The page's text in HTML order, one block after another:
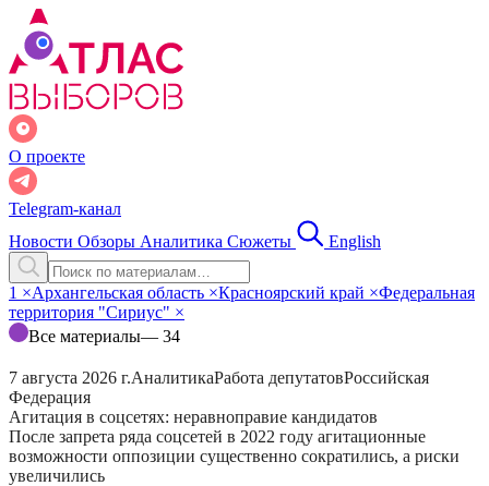
О проекте
Telegram-канал
Новости Обзоры Аналитика Сюжеты English
1 ×Архангельская область ×Красноярский край ×Федеральная
территория "Сириус" ×
Все материалы— 34
7 августа 2026 г.АналитикаРабота депутатовРоссийская
Федерация
Агитация в соцсетях: неравноправие кандидатов
После запрета ряда соцсетей в 2022 году агитационные
возможности оппозиции существенно сократились, а риски
увеличились